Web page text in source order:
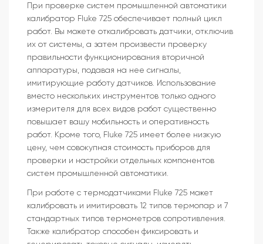
При проверке систем промышленной автоматики
калибратор Fluke 725 обеспечивает полный цикл
работ. Вы можете откалибровать датчики, отключив
их от системы, а затем произвести проверку
правильности функционирования вторичной
аппаратуры, подавая на нее сигналы,
имитирующие работу датчиков. Использование
вместо нескольких инструментов только одного
измерителя для всех видов работ существенно
повышает вашу мобильность и оперативность
работ. Кроме того, Fluke 725 имеет более низкую
цену, чем совокупная стоимость приборов для
проверки и настройки отдельных компонентов
систем промышленной автоматики.
При работе с термодатчиками Fluke 725 может
калибровать и имитировать 12 типов термопар и 7
стандартных типов термометров сопротивления.
Также калибратор способен фиксировать и